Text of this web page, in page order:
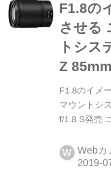
F1.8の
させる
トシス
Z
F1.8のイメ
マウントシ
f/1.8 S発売
点レンズ
売する。発
W Webカ